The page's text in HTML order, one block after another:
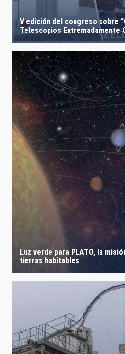
V edición del congreso sobre
Telescopios Extremadamente
Luz verde para PLATO, la
tierras habitables